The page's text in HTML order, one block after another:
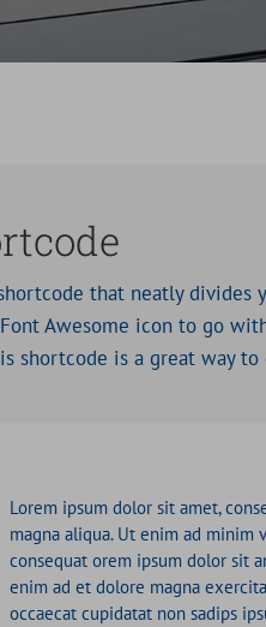
that neatly
Awesome icon to go
shortcode is a great way
Lorem ipsum dolor sit amet,
magna aliqua. Ut enim ad
consequat orem ipsum dolor sit
enim ad et dolore magna
occaecat cupidatat non sadips